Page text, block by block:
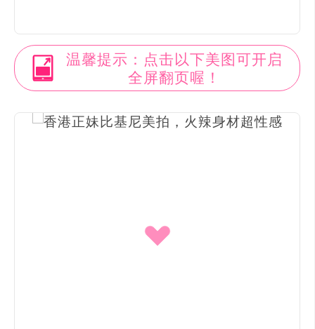
温馨提示：点击以下美图可开启
全屏翻页喔！